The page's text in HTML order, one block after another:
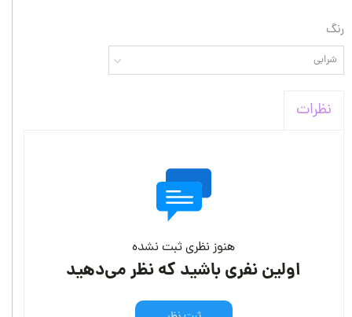
رنگ
شرابی
نظرات
هنوز نظری ثبت نشده
اولین نفری باشید که نظر می‌دهید